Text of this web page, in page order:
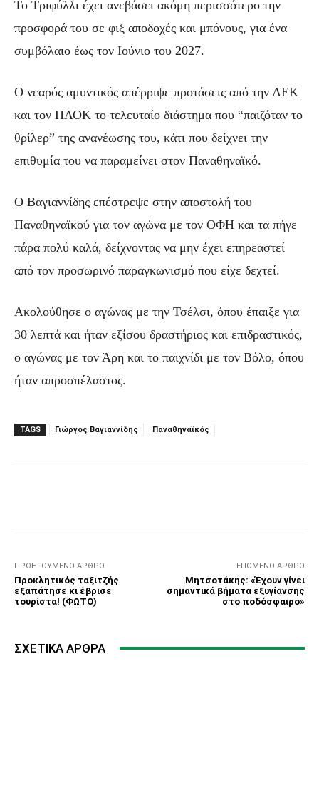
Το Τριφύλλι έχει ανεβάσει ακόμη περισσότερο την
προσφορά του σε φιξ αποδοχές και μπόνους, για ένα
συμβόλαιο έως τον Ιούνιο του 2027.
Ο νεαρός αμυντικός απέρριψε προτάσεις από την ΑΕΚ
και τον ΠΑΟΚ το τελευταίο διάστημα που “παιζόταν το
θρίλερ” της ανανέωσης του, κάτι που δείχνει την
επιθυμία του να παραμείνει στον Παναθηναϊκό.
Ο Βαγιαννίδης επέστρεψε στην αποστολή του
Παναθηναϊκού για τον αγώνα με τον ΟΦΗ και τα πήγε
πάρα πολύ καλά, δείχνοντας να μην έχει επηρεαστεί
από τον προσωρινό παραγκωνισμό που είχε δεχτεί.
Ακολούθησε ο αγώνας με την Τσέλσι, όπου έπαιξε για
30 λεπτά και ήταν εξίσου δραστήριος και επιδραστικός,
ο αγώνας με τον Άρη και το παιχνίδι με τον Βόλο, όπου
ήταν απροσπέλαστος.
TAGS Γιώργος Βαγιαννίδης Παναθηναϊκός
ΠΡΟΗΓΟΎΜΕΝΟ ΆΡΘΡΟ
Προκλητικός ταξιτζής
εξαπάτησε κι έβρισε
τουρίστα! (ΦΩΤΟ)
ΕΠΌΜΕΝΟ ΆΡΘΡΟ
Μητσοτάκης: «Έχουν γίνει
σημαντικά βήματα εξυγίανσης
στο ποδόσφαιρο»
ΣΧΕΤΙΚΆ ΆΡΘΡΑ